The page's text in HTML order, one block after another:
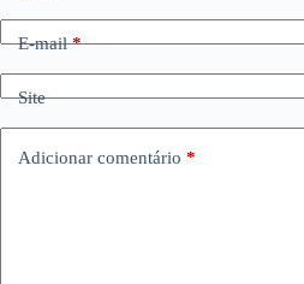
E-mail*
Site
Adicionar comentário *